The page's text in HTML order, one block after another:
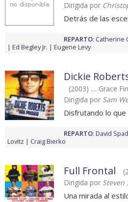
Dirigida por
Detrás de las
REPARTO: Catherine
Ed Begley Jr.
Eugene Levy
Dickie
(2003) .... Grace
Dirigida por Sam
Disfrutando lo que
REPARTO: David
Lovitz
Craig Bierko
Full Frontal
Dirigida por Steven
Una mirada al